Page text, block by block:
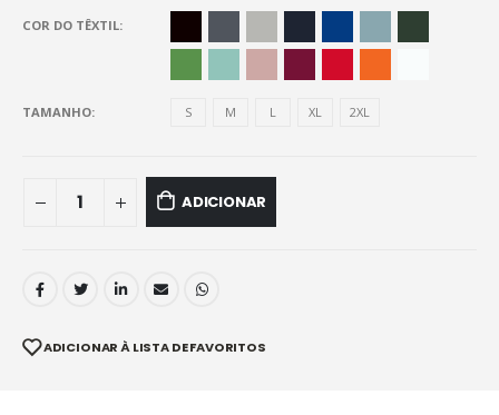
COR DO TÊXTIL
TAMANHO S M L XL 2XL
ADICIONAR
ADICIONAR À LISTA DE FAVORITOS